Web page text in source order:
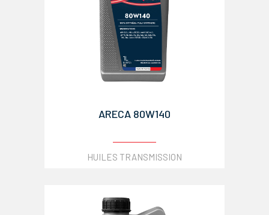
ARECA 80W140
HUILES TRANSMISSION